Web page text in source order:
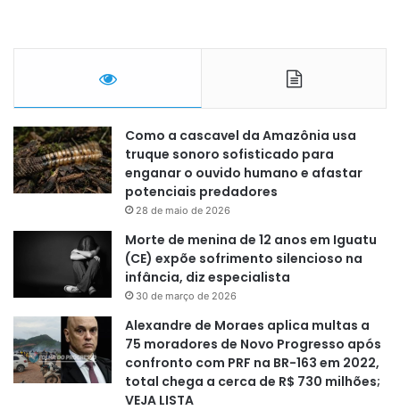
Como a cascavel da Amazônia usa
truque sonoro sofisticado para
enganar o ouvido humano e afastar
potenciais predadores
28 de maio de 2026
Morte de menina de 12 anos em Iguatu
(CE) expõe sofrimento silencioso na
infância, diz especialista
30 de março de 2026
Alexandre de Moraes aplica multas a
75 moradores de Novo Progresso após
confronto com PRF na BR-163 em 2022,
total chega a cerca de R$ 730 milhões;
VEJA LISTA